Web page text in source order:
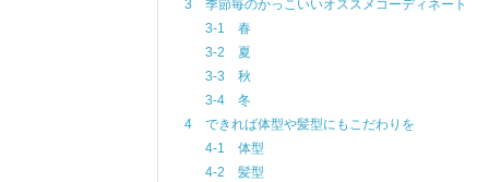
3 季節毎のかっこいいオススメコーディネート
3-1 春
3-2 夏
3-3 秋
3-4 冬
4 できれば体型や髪型にもこだわりを
4-1 体型
4-2 髪型